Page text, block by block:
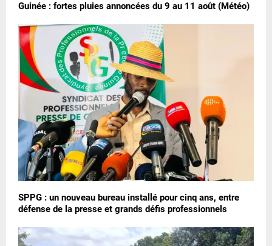
Guinée : fortes pluies annoncées du 9 au 11 août (Météo)
SPPG : un nouveau bureau installé pour cinq ans, entre
défense de la presse et grands défis professionnels